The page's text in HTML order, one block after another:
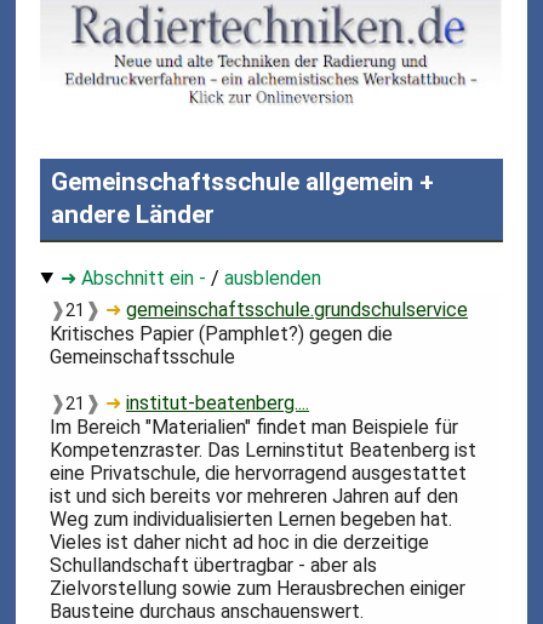
Gemeinschaftsschule allgemein +
andere Länder
➜ Abschnitt ein - /ausblenden
❱21 ❱ ➜gemeinschaftsschule.grundschulservice
Kritisches Papier (Pamphlet?) gegen die
Gemeinschaftsschule
❱21 ❱ ➜institut-beatenberg....
Im Bereich "Materialien" findet man Beispiele für
Kompetenzraster. Das Lerninstitut Beatenberg ist
eine Privatschule, die hervorragend ausgestattet
ist und sich bereits vor mehreren Jahren auf den
Weg zum individualisierten Lernen begeben hat.
Vieles ist daher nicht ad hoc in die derzeitige
Schullandschaft übertragbar - aber als
Zielvorstellung sowie zum Herausbrechen einiger
Bausteine durchaus anschauenswert.